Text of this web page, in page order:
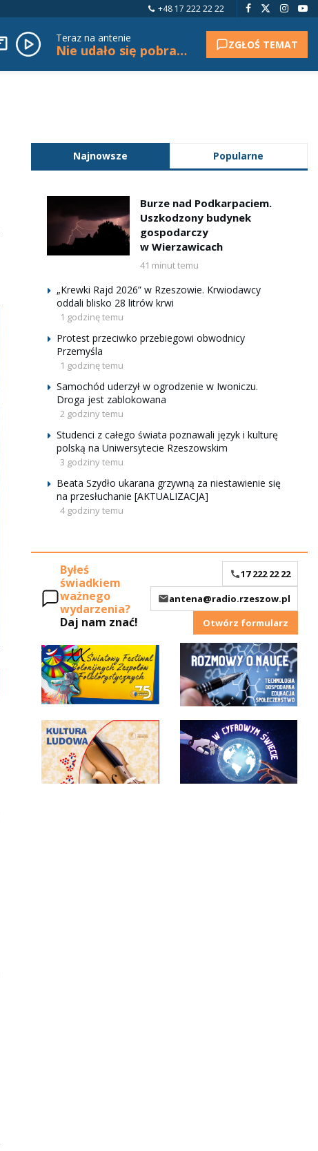
+48 17 222 22 22
Teraz na antenie
Nie udało się pobrać tytułu. ZGŁOŚ TEMAT
Najnowsze Popularne
Burze nad Podkarpaciem.
Uszkodzony budynek
gospodarczy
w Wierzawicach
41 minut temu
„Krewki Rajd 2026” w Rzeszowie. Krwiodawcy
oddali blisko 28 litrów krwi
1 godzinę temu
Protest przeciwko przebiegowi obwodnicy
Przemyśla
1 godzinę temu
Samochód uderzył w ogrodzenie w Iwoniczu.
Droga jest zablokowana
2 godziny temu
Studenci z całego świata poznawali język i kulturę
polską na Uniwersytecie Rzeszowskim
3 godziny temu
Beata Szydło ukarana grzywną za niestawienie się
na przesłuchanie [AKTUALIZACJA]
4 godziny temu
Byłeś
świadkiem
ważnego
wydarzenia?
Daj nam znać!
17 222 22 22
antena@radio.rzeszow.pl
Otwórz formularz